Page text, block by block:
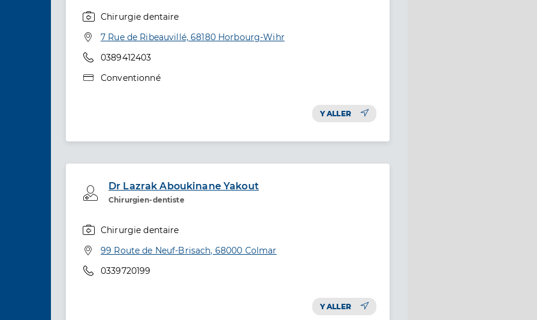
Chirurgie dentaire
Adresse
7 Rue de Ribeauvillé, 68180 Horbourg-Wihr
Téléphone
0389412403
Type de convention
Conventionné
Y ALLER
Dr Lazrak Aboukinane Yakout
Chirurgien-dentiste
Professionel de santé
Chirurgie dentaire
Adresse
99 Route de Neuf-Brisach, 68000 Colmar
Téléphone
0339720199
Y ALLER